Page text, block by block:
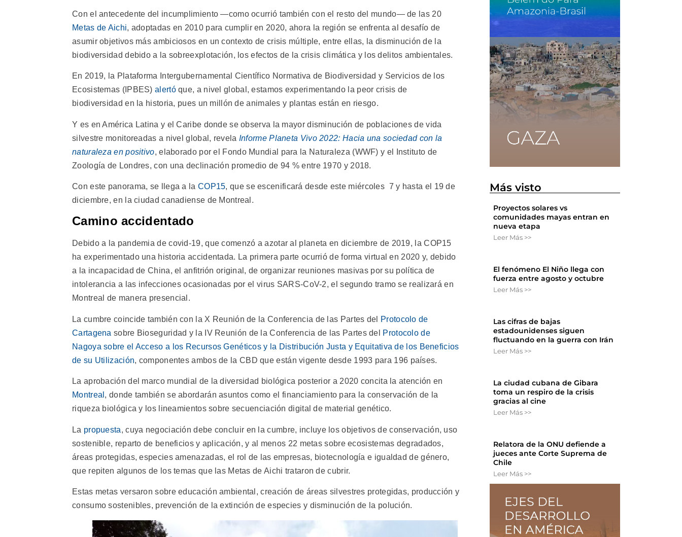
Con el antecedente del incumplimiento —como ocurrió también con el resto del mundo— de las 20
Metas de Aichi, adoptadas en 2010 para cumplir en 2020, ahora la región se enfrenta al desafío de
asumir objetivos más ambiciosos en un contexto de crisis múltiple, entre ellas, la disminución de la
biodiversidad debido a la sobreexplotación, los efectos de la crisis climática y los delitos ambientales.
En 2019, la Plataforma Intergubernamental Científico Normativa de Biodiversidad y Servicios de los
Ecosistemas (IPBES)alertóque, a nivel global, estamos experimentando la peor crisis de
biodiversidad en la historia, pues un millón de animales y plantas están en riesgo.
Y es en América Latina y el Caribe donde se observa la mayor disminución de poblaciones de vida
silvestre monitoreadas a nivel global, revela Informe Planeta Vivo 2022: Hacia una sociedad con la
naturaleza en positivo, elaborado por el Fondo Mundial para la Naturaleza (WWF) y el Instituto de
Zoología de Londres, con una declinación promedio de 94 % entre 1970 y 2018.
Con este panorama, se llega a la COP15, que se escenificará desde este miércoles 7 y hasta el 19 de
diciembre, en la ciudad canadiense de Montreal.
Camino accidentado
Debido a la pandemia de covid-19, que comenzó a azotar al planeta en diciembre de 2019, la COP15
ha experimentado una historia accidentada. La primera parte ocurrió de forma virtual en 2020 y, debido
a la incapacidad de China, el anfitrión original, de organizar reuniones masivas por su política de
intolerancia a las infecciones ocasionadas por el virus SARS-CoV-2, el segundo tramo se realizará en
Montreal de manera presencial.
La cumbre coincide también con la X Reunión de la Conferencia de las Partes del
Protocolo de
Cartagena sobre Bioseguridad y la IV Reunión de la Conferencia de las Partes del Protocolo de
Nagoya sobre el Acceso a los Recursos Genéticos y la Distribución Justa y Equitativa de los Beneficios
de su Utilización, componentes ambos de la CBD que están vigente desde 1993 para 196 países.
La aprobación del marco mundial de la diversidad biológica posterior a 2020 concita la atención en
Montreal , donde también se abordarán asuntos como el financiamiento para la conservación de la
riqueza biológica y los lineamientos sobre secuenciación digital de material genético.
La propuesta, cuya negociación debe concluir en la cumbre, incluye los objetivos de conservación, uso
sostenible, reparto de beneficios y aplicación, y al menos 22 metas sobre ecosistemas degradados,
áreas protegidas, especies amenazadas, el rol de las empresas, biotecnología e igualdad de género,
que repiten algunos de los temas que las Metas de Aichi trataron de cubrir.
Estas metas versaron sobre educación ambiental, creación de áreas silvestres protegidas, producción y
consumo sostenibles, prevención de la extinción de especies y disminución de la polución.
Más visto
Proyectos solares vs
comunidades mayas entran en
nueva etapa
Leer Más >>
El fenómeno El Niño llega con
fuerza entre agosto y octubre
Leer Más >>
Las cifras de bajas
estadounidenses siguen
fluctuando en la guerra con Irán
Leer Más >>
La ciudad cubana de Gibara
toma un respiro de la crisis
gracias al cine
Leer Más >>
Relatora de la ONU defiende a
jueces ante Corte Suprema de
Chile
Leer Más >>